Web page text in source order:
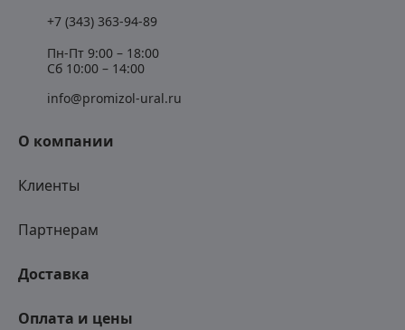
О компании
Клиенты
Партнерам
Доставка
Оплата и цены
+7 (343) 363-94-89
Пн-Пт 9:00 – 18:00
Сб 10:00 – 14:00
info@promizol-ural.ru